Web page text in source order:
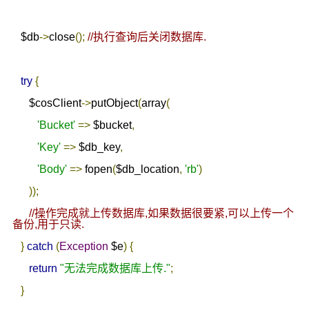
   $db
->close(); //执行查询后关闭数据库.
try {
      $cosClient
->putObject(array(
'Bucket' => $bucket,
'Key' => $db_key,
'Body' => fopen($db_location, 'rb')
));
//操作完成就上传数据库,如果数据很要紧,可以上传一个
备份,用于只读.
} catch (Exception $e) {
return "无法完成数据库上传.";
}